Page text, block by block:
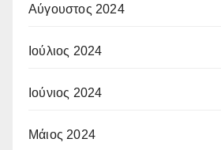
Αύγουστος 2024
Ιούλιος 2024
Ιούνιος 2024
Μάιος 2024